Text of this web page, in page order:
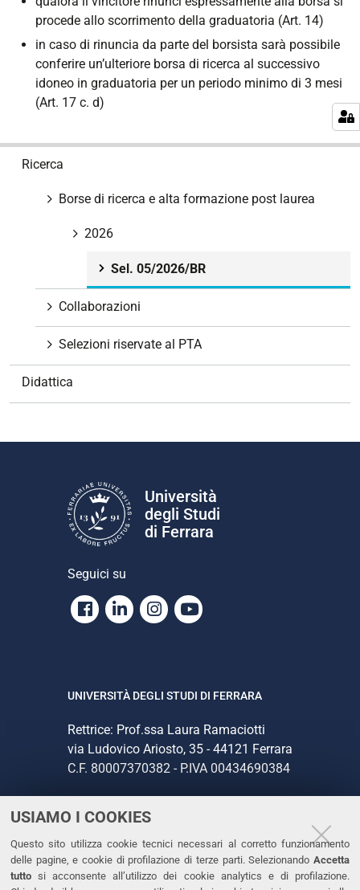
USIAMO I COOKIES
Questo sito utilizza cookie tecnici necessari al corretto funzionamento
delle pagine, e cookie di profilazione di terze parti. Selezionando Accetta
tutto si acconsente all’utilizzo dei cookie analytics e di profilazione.
procede allo scorrimento della graduatoria (Art. 14)
in caso di rinuncia da parte del borsista sarà possibile
conferire un’ulteriore borsa di ricerca al successivo
idoneo in graduatoria per un periodo minimo di 3 mesi
(Art. 17 c. d)
Ricerca
Borse di ricerca e alta formazione post laurea
2026
Sel. 05/2026/BR
Collaborazioni
Selezioni riservate al PTA
Didattica
Università
degli Studi
di Ferrara
Seguici su
Facebook
LinkedinInstagram
Youtube
UNIVERSITÀ DEGLI STUDI DI FERRARA
Rettrice: Prof.ssa Laura Ramaciotti
via Ludovico Ariosto, 35 - 44121 Ferrara
C.F. 80007370382 - P.IVA 00434690384
CONTATTI
Tel. +39 0532 293111
Fax. +39 0532 293031